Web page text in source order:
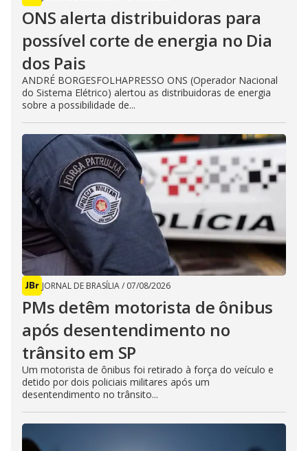
ONS alerta distribuidoras para
possível corte de energia no Dia
dos Pais
ANDRÉ BORGESFOLHAPRESSO ONS (Operador Nacional
do Sistema Elétrico) alertou as distribuidoras de energia
sobre a possibilidade de...
JORNAL DE BRASÍLIA/ 07/08/2026
PMs detêm motorista de ônibus
após desentendimento no
trânsito em SP
Um motorista de ônibus foi retirado à força do veículo e
detido por dois policiais militares após um
desentendimento no trânsito...